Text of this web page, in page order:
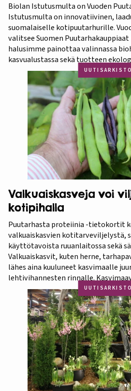
Biolan Istutusmulta on Vuoden
Istutusmulta on innovatiivinen,
suomalaiselle kotipuutarhurille.
valitsee Suomen Puutarhakauppiaat
halusimme painottaa valinnassa
kasvualustassa sekä tuotteen
vaikuttivat myös
Finaaliin päätyneet tuotteet olivat
Kilpailu oli tasainen, mutta Biolan
ehdottomasti helpoimmin…
UUTISARKISTO
Valkuaiskasveja voi
kotipihalla
Puutarhasta proteiinia -tietokortit
valkuaiskasvien kotitarveviljelystä,
käyttötavoista ruuanlaitossa sekä
Valkuaiskasvit, kuten herne,
lähes aina kuuluneet kasvimaalle
lehtivihannesten rinnalle.
suosion myötä ravitsevien
viljelykasveina kannattaa korostaa.
tietokorttisarja on tarkoitettu
ovat kiinnostuneita lisäämään
lautasellaan. Kotipuutarhassa voi
valkuaiskasveja,…
UUTISARKISTO